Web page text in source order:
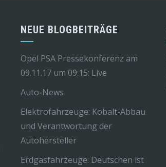
NEUE BLOGBEITRÄGE
Opel PSA Pressekonferenz am
09.11.17 um 09:15: Live
Auto-News
Elektrofahrzeuge: Kobalt-Abbau
und Verantwortung der
Autohersteller
Erdgasfahrzeuge: Deutschen ist